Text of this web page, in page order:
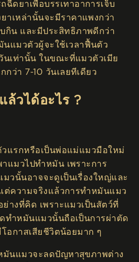
ฉีดยาเพื่อบรรเทาอาการเจ็บ
าเหล่านั้นจะมีราคาแพงกว่า
กิน และมีประสิทธิภาพดีกว่า
นแมวตัวผู้จะใช้เวลาฟื้นตัว
นเท่านั้น ในขณะที่แมวตัวเมีย
กว่า 7-10 วันเลยทีเดียว
วได้อะไร ?
แรกหรือเป็นพ่อแม่แมวมือใหม่
แมวไปทำหมัน เพราะการ
วนั้นอาจจะดูเป็นเรื่องใหญ่และ
ต่ความจริงแล้วการทำหมันแมว
างที่คิด เพราะแมวเป็นสัตว์ที่
ทำหมันแมวนั้นถือเป็นการผ่าตัด
อกาสเสียชีวิตน้อยมาก ๆ
มันแมวจะลดปัญหาสุขภาพต่าง